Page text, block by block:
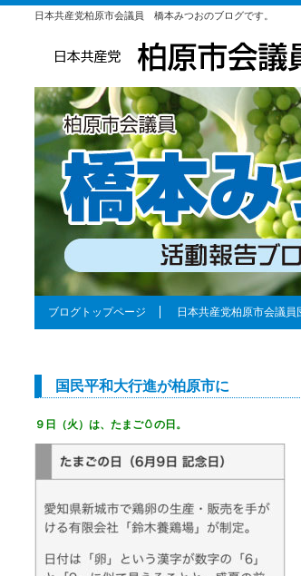
日本共産党柏原市会議員 橋本みつおのブログです。
ブログトップページ 日本共産党柏原市会議員
国民平和大行進が柏原市に
９日（火）は、たまご🥚の日。